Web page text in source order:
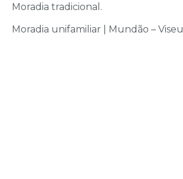
Moradia tradicional.
Moradia unifamiliar | Mundão – Viseu